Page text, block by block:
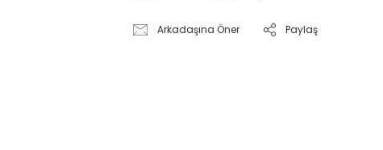
Arkadaşına Öner Paylaş